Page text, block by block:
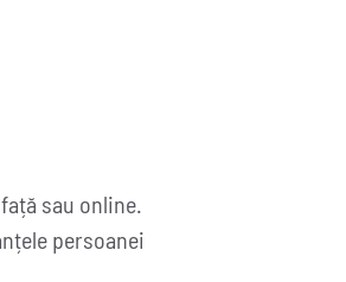
sau online.
persoanei